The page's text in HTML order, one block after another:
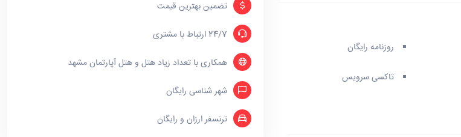
روزنامه رایگان
تاکسی سرویس
تضمین بهترین قیمت
24/7 ارتباط با مشتری
همکاری با تعداد زیاد هتل و هتل آپارتمان مشهد
شهر شناسی رایگان
ترنسفر ارزان و رایگان